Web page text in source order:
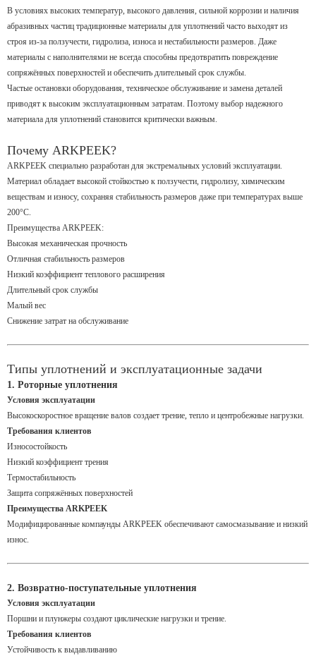
В условиях высоких температур, высокого давления, сильной коррозии и наличия
абразивных частиц традиционные материалы для уплотнений часто выходят из
строя из-за ползучести, гидролиза, износа и нестабильности размеров. Даже
материалы с наполнителями не всегда способны предотвратить повреждение
сопряжённых поверхностей и обеспечить длительный срок службы.
Частые остановки оборудования, техническое обслуживание и замена деталей
приводят к высоким эксплуатационным затратам. Поэтому выбор надежного
материала для уплотнений становится критически важным.
Почему ARKPEEK?
ARKPEEK специально разработан для экстремальных условий эксплуатации.
Материал обладает высокой стойкостью к ползучести, гидролизу, химическим
веществам и износу, сохраняя стабильность размеров даже при температурах выше
200°C.
Преимущества ARKPEEK:
Высокая механическая прочность
Отличная стабильность размеров
Низкий коэффициент теплового расширения
Длительный срок службы
Малый вес
Снижение затрат на обслуживание
Типы уплотнений и эксплуатационные задачи
1. Роторные уплотнения
Условия эксплуатации
Высокоскоростное вращение валов создает трение, тепло и центробежные нагрузки.
Требования клиентов
Износостойкость
Низкий коэффициент трения
Термостабильность
Защита сопряжённых поверхностей
Преимущества ARKPEEK
Модифицированные компаунды ARKPEEK обеспечивают самосмазывание и низкий
износ.
2. Возвратно-поступательные уплотнения
Условия эксплуатации
Поршни и плунжеры создают циклические нагрузки и трение.
Требования клиентов
Устойчивость к выдавливанию